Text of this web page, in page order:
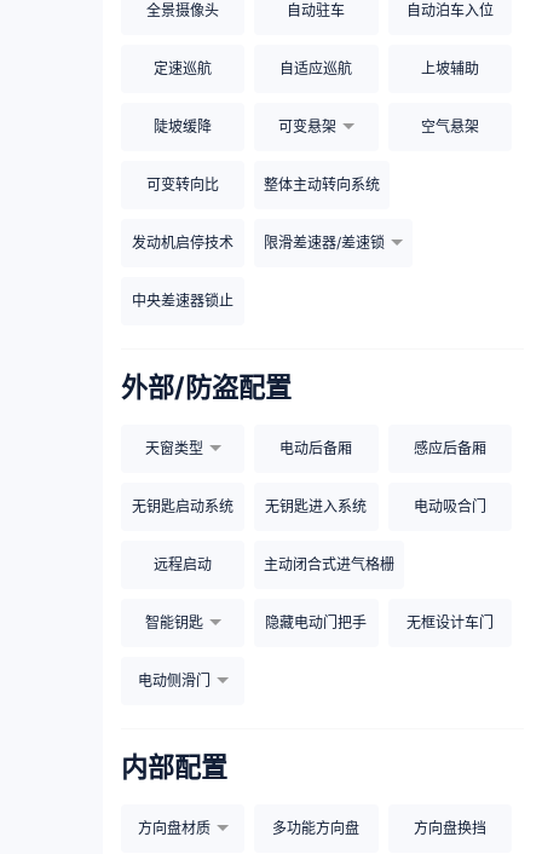
全景摄像头 自动驻车 自动泊车入位
定速巡航 自适应巡航 上坡辅助
陡坡缓降 可变悬架 空气悬架
可变转向比 整体主动转向系统
发动机启停技术 限滑差速器/差速锁
中央差速器锁止
外部/防盗配置
天窗类型 电动后备厢 感应后备厢
无钥匙启动系统 无钥匙进入系统 电动吸合门
远程启动 主动闭合式进气格栅
智能钥匙 隐藏电动门把手 无框设计车门
电动侧滑门
内部配置
方向盘材质 多功能方向盘 方向盘换挡